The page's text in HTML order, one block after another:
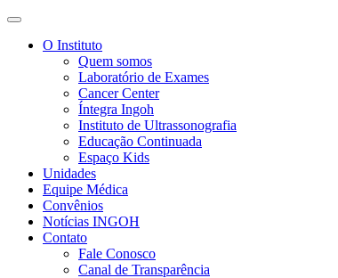
O Instituto
Quem somos
Laboratório de Exames
Cancer Center
Íntegra Ingoh
Instituto de Ultrassonografia
Educação Continuada
Espaço Kids
Unidades
Equipe Médica
Convênios
Notícias INGOH
Contato
Fale Conosco
Canal de Transparência